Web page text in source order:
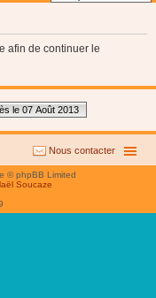
afin de continuer le
le 07 Août 2013
Nous contacter
© phpBB Limited
Soucaze